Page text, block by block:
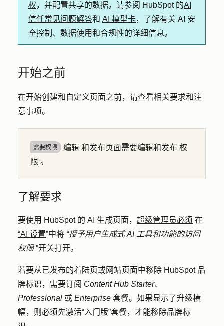
权，并配置共享的数据。请参阅 HubSpot 的AI
信任常见问题解答和 AI 模型卡，了解有关 AI 安
全控制、数据使用和合规性的详细信息。
开始之前
在开始创建和自定义页面之前，请查看相关要求和注
意事项。
需要权限 编辑 和发布页面需要编辑和发布 权
限 。
了解要求
要使用 HubSpot 的 AI 生成页面， 超级管理员必须 在
“AI 设置”中将 “授予用户生成式 AI 工具和功能的访问
权限”开关打开。
若要从已发布的着陆页或网站页面中移除 HubSpot 品
牌标识，需要订阅 Content Hub Starter、
Professional 或 Enterprise 套餐。如果显示了升级横
幅，则必须先激活“入门版”套餐，才能移除品牌标